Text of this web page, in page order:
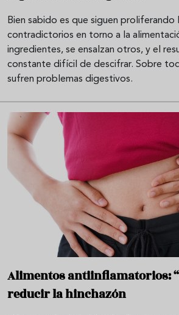
Bien sabido es que siguen proliferando
contradictorios en torno a la
ingredientes, se ensalzan otros, y el
constante difícil de descifrar. Sobre
sufren problemas digestivos.
Alimentos antiinflamatorios:
reducir la hinchazón